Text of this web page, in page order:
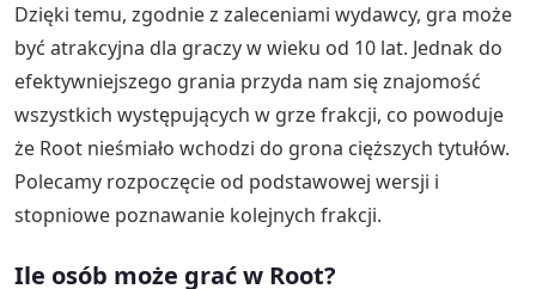
Dzięki temu, zgodnie z zaleceniami wydawcy, gra może
być atrakcyjna dla graczy w wieku od 10 lat. Jednak do
efektywniejszego grania przyda nam się znajomość
wszystkich występujących w grze frakcji, co powoduje
że Root nieśmiało wchodzi do grona cięższych tytułów.
Polecamy rozpoczęcie od podstawowej wersji i
stopniowe poznawanie kolejnych frakcji.
Ile osób może grać w Root?